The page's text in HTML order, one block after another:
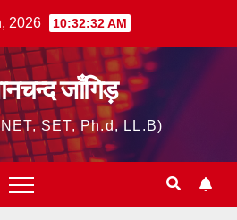
2026 10:32:33 AM
जाँगिड़
SET, Ph.d, LL.B)